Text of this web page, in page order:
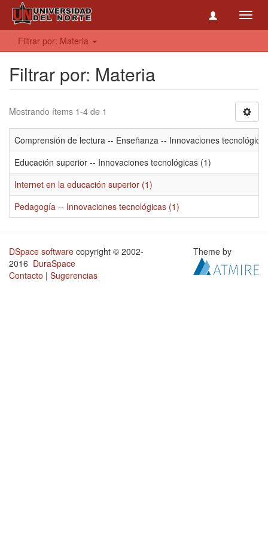
Filtrar por: Materia
Filtrar por: Materia
Mostrando ítems 1-4 de 1
Comprensión de lectura -- Enseñanza -- Innovaciones
Educación superior -- Innovaciones tecnológicas (1)
Internet en la educación superior (1)
Pedagogía -- Innovaciones tecnológicas (1)
DSpace software copyright © 2002-
2016 DuraSpace
Contacto | Sugerencias
Theme by